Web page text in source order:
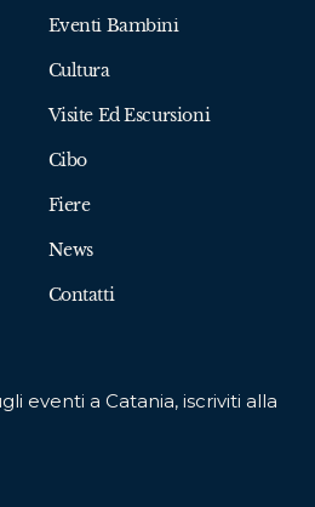
Eventi Bambini
Cultura
Visite Ed Escursioni
Cibo
Fiere
News
Contatti
eventi a Catania, iscriviti alla